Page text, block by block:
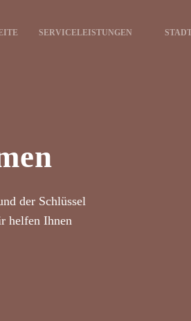
SERVICELEISTUNGEN
der Schlüssel
helfen Ihnen